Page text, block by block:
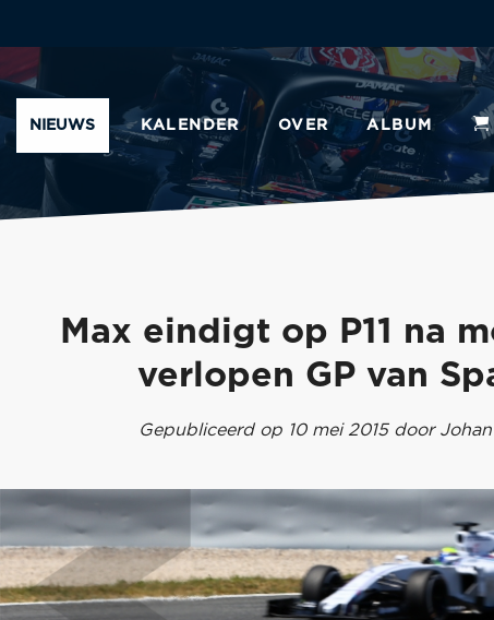
NIEUWS KALENDER OVER ALBUM
Max eindigt op P11 na
verlopen GP van
Gepubliceerd op 10 mei 2015 door Johan